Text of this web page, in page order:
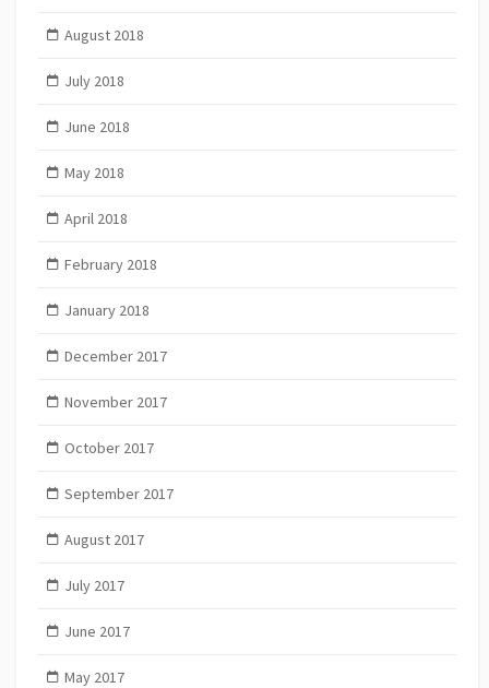
August 2018
July 2018
June 2018
May 2018
April 2018
February 2018
January 2018
December 2017
November 2017
October 2017
September 2017
August 2017
July 2017
June 2017
May 2017